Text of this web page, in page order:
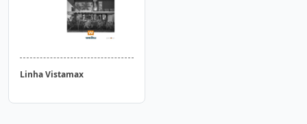
Linha Vistamax